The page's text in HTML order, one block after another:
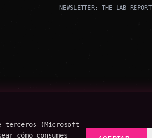
NEWSLETTER: THE LAB REPORT
terceros (Microsoft
cómo consumes